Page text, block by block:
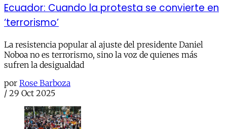
Ecuador: Cuando la protesta se convierte en
‘terrorismo’
La resistencia popular al ajuste del presidente Daniel
Noboa no es terrorismo, sino la voz de quienes más
sufren la desigualdad
por Rose Barboza
/ 29 Oct 2025